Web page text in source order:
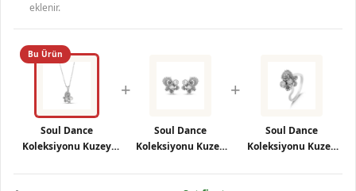
eklenir.
Bu Ürün
Soul Dance
Koleksiyonu Kuzey
Kolye
+
Soul Dance
Koleksiyonu Kuzey
Gümüş Küpe
+
Soul Dance
Koleksiyonu Kuzey
Gümüş Yüzük